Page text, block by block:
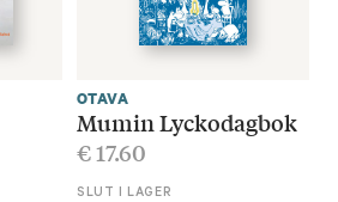
OTAVA
Mumin Lyckodagbok
€17.60
SLUT I LAGER